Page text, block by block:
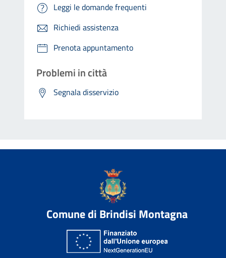
Leggi le domande frequenti
Richiedi assistenza
Prenota appuntamento
Problemi in città
Segnala disservizio
Comune di Brindisi Montagna